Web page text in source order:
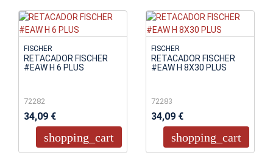
FISCHER
RETACADOR FISCHER
#EAW H 6 PLUS
72282
34,09 €
shopping_cart
FISCHER
RETACADOR FISCHER
#EAW H 8X30 PLUS
72283
34,09 €
shopping_cart